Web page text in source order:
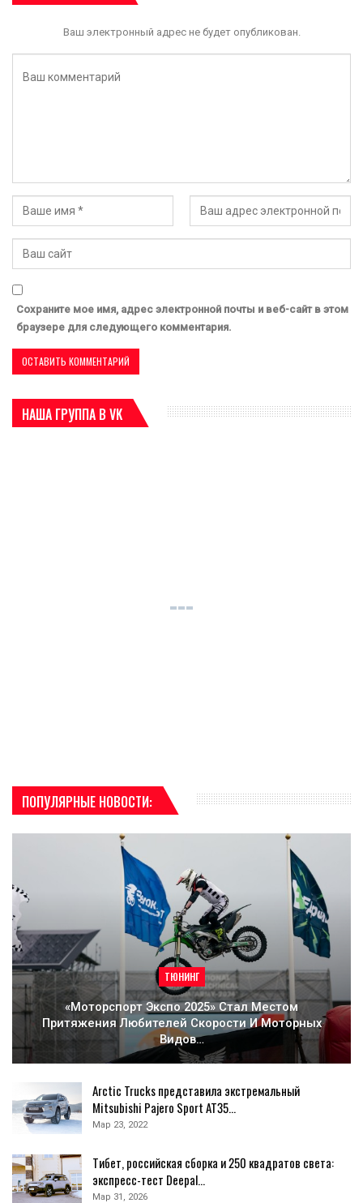
Ваш электронный адрес не будет опубликован.
Сохраните мое имя, адрес электронной почты и веб-сайт в этом
браузере для следующего комментария.
НАША ГРУППА В VK
ПОПУЛЯРНЫЕ НОВОСТИ:
ТЮНИНГ
«Моторспорт Экспо 2025» Стал Местом
Притяжения Любителей Скорости И Моторных
Видов…
Arctic Trucks представила экстремальный
Mitsubishi Pajero Sport AT35…
Мар 23, 2022
Тибет, российская сборка и 250 квадратов света:
экспресс-тест Deepal…
Мар 31, 2026